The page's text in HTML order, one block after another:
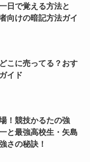
日で覚える方法と
向けの暗記方法ガイ
こに売ってる？おす
イド
！競技かるたの強
と最強高校生・矢島
さの秘訣！